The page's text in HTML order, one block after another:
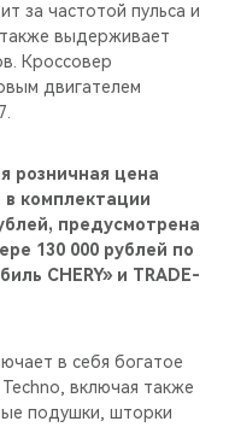
за частотой пульса и
выдерживает
Кроссовер
двигателем
розничная цена
в комплектации
предусмотрена
130 000 рублей по
CHERY» и TRADE-
в себя богатое
включая также
подушки, шторки